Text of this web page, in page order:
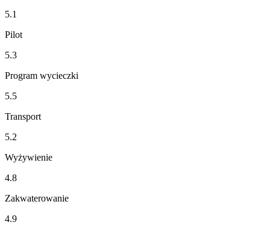
5.1
Pilot
5.3
Program wycieczki
5.5
Transport
5.2
Wyżywienie
4.8
Zakwaterowanie
4.9